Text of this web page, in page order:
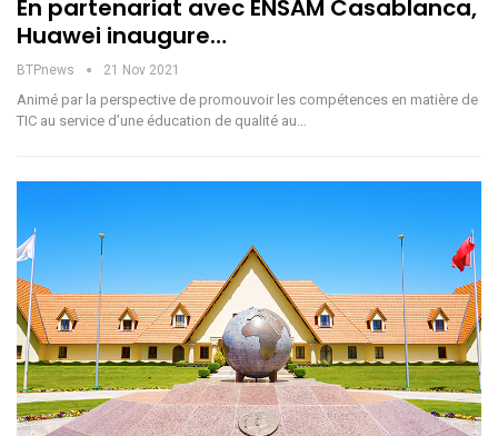
En partenariat avec ENSAM Casablanca,
Huawei inaugure…
BTPnews 21 Nov 2021
Animé par la perspective de promouvoir les compétences en matière de
TIC au service d’une éducation de qualité au…